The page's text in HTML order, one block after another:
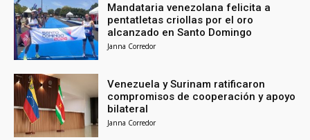
Mandataria venezolana felicita a
pentatletas criollas por el oro
alcanzado en Santo Domingo
Janna Corredor
Venezuela y Surinam ratificaron
compromisos de cooperación y apoyo
bilateral
Janna Corredor